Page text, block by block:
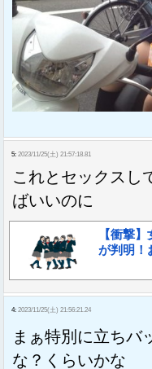
5: 2023/11/25(土) 21:57:18.81
これとセックスし
ばいいのに
【衝撃
が判明！
4: 2023/11/25(土) 21:56:21.24
まぁ特別に立ちバ
な？くらいかな